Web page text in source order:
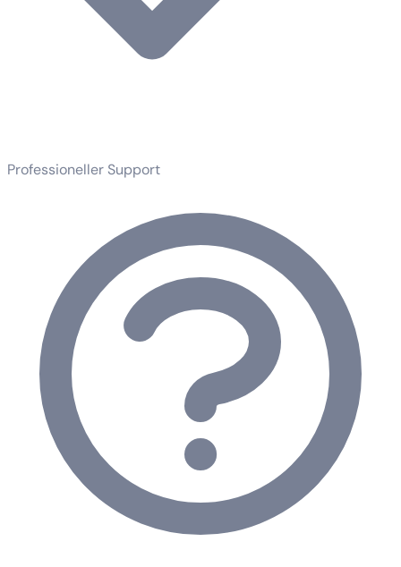
Professioneller Support